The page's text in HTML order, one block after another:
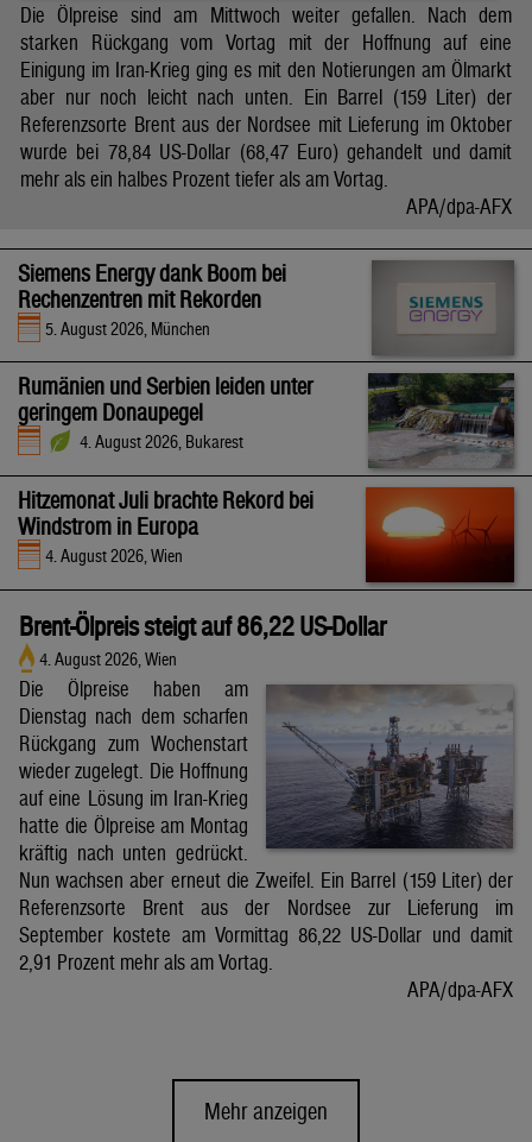
Die Ölpreise sind am Mittwoch weiter gefallen. Nach dem
starken Rückgang vom Vortag mit der Hoffnung auf eine
Einigung im Iran-Krieg ging es mit den Notierungen am Ölmarkt
aber nur noch leicht nach unten. Ein Barrel (159 Liter) der
Referenzsorte Brent aus der Nordsee mit Lieferung im Oktober
wurde bei 78,84 US-Dollar (68,47 Euro) gehandelt und damit
mehr als ein halbes Prozent tiefer als am Vortag.
APA/dpa-AFX
Siemens Energy dank Boom bei
Rechenzentren mit Rekorden
5. August 2026, München
Rumänien und Serbien leiden unter
geringem Donaupegel
4. August 2026, Bukarest
Hitzemonat Juli brachte Rekord bei
Windstrom in Europa
4. August 2026, Wien
Brent-Ölpreis steigt auf 86,22 US-Dollar
4. August 2026, Wien
Die Ölpreise haben am
Dienstag nach dem scharfen
Rückgang zum Wochenstart
wieder zugelegt. Die Hoffnung
auf eine Lösung im Iran-Krieg
hatte die Ölpreise am Montag
kräftig nach unten gedrückt.
Nun wachsen aber erneut die Zweifel. Ein Barrel (159 Liter) der
Referenzsorte Brent aus der Nordsee zur Lieferung im
September kostete am Vormittag 86,22 US-Dollar und damit
2,91 Prozent mehr als am Vortag.
APA/dpa-AFX
Mehr anzeigen